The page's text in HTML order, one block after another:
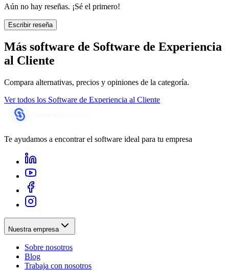
Aún no hay reseñas. ¡Sé el primero!
Escribir reseña
Más software de Software de Experiencia
al Cliente
Compara alternativas, precios y opiniones de la categoría.
Ver todos los Software de Experiencia al Cliente
Te ayudamos a encontrar el software ideal para tu empresa
Nuestra empresa
Sobre nosotros
Blog
Trabaja con nosotros